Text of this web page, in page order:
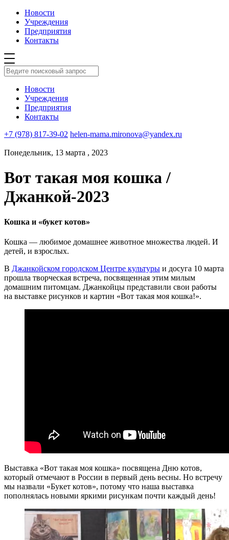
Новости
Учреждения
Предприятия
Контакты
Новости
Учреждения
Предприятия
Контакты
+7 (978) 817-39-02 helen-mama.mironova@yandex.ru
Понедельник, 13 марта , 2023
Вот такая моя кошка /
Джанкой-2023
Кошка и «букет котов»
Кошка — любимое домашнее животное множества людей. И
детей, и взрослых.
В Джанкойском городском Центре культуры и досуга 10 марта
прошла творческая встреча, посвященная этим милым
домашним питомцам. Джанкойцы представили свои работы
на выставке рисунков и картин «Вот такая моя кошка!».
Выставка «Вот такая моя кошка» посвящена Дню котов,
который отмечают в России в первый день весны. Но встречу
мы назвали «Букет котов», потому что наша выставка
пополнялась новыми яркими рисункам почти каждый день!